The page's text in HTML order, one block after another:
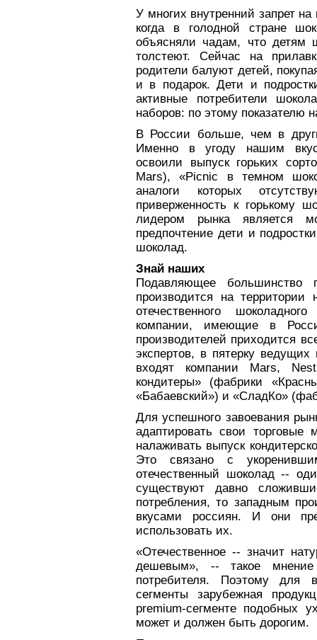
У многих внутренний запрет
когда в голодной стране
объясняли чадам, что детям
толстеют. Сейчас на
родители балуют детей,
и в подарок. Дети и
активные потребители
наборов: по этому показателю
В России больше, чем в
Именно в угоду нашим
освоили выпуск горьких
Mars), «Picnic в темном
аналоги которых
приверженность к горькому
лидером рынка является
предпочтение дети и
шоколад.
Знай наших
Подавляющее большинство
производится на
отечественного
компании, имеющие в
производителей приходится
экспертов, в пятерку
входят компании Mars,
кондитеры» (фабрики
«Бабаевский») и «СладКо»
Для успешного завоевания
адаптировать свои торговые
налаживать выпуск
Это связано с
отечественный шоколад --
существуют давно
потребления, то западным
вкусами россиян. И они
использовать их.
«Отечественное -- значит
дешевым», -- такое
потребителя. Поэтому для
сегменты зарубежная
premium-сегменте подобных
может и должен быть дорогим.